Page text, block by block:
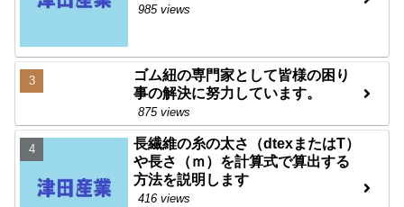
985 views
ゴム紐の専門家として皆様の困り
事の解決に努力しています。
875 views
長繊維の糸の太さ（dtexまたはT）
や長さ（ｍ）を計算式で算出する
方法を説明します
416 views